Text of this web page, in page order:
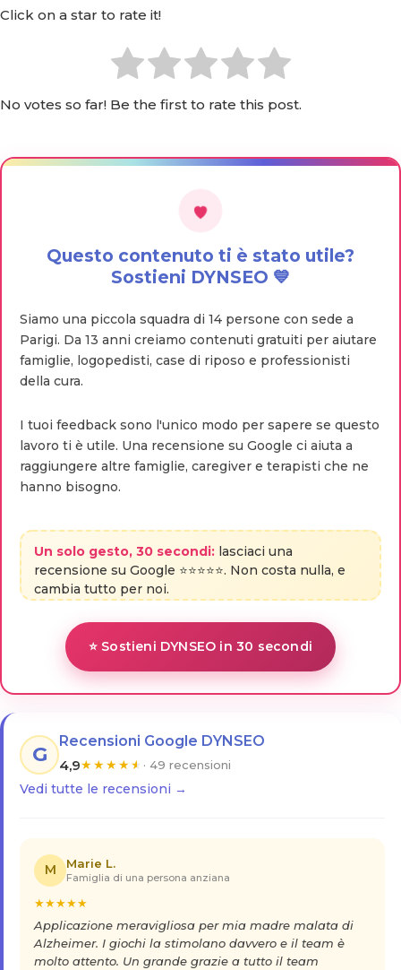
Click on a star to rate it!
No votes so far! Be the first to rate this post.
Questo contenuto ti è stato utile?
Sostieni DYNSEO 💙
Siamo una piccola squadra di 14 persone con sede a
Parigi. Da 13 anni creiamo contenuti gratuiti per aiutare
famiglie, logopedisti, case di riposo e professionisti
della cura.
I tuoi feedback sono l'unico modo per sapere se questo
lavoro ti è utile. Una recensione su Google ci aiuta a
raggiungere altre famiglie, caregiver e terapisti che ne
hanno bisogno.
Un solo gesto, 30 secondi: lasciaci una
recensione su Google ⭐⭐⭐⭐⭐. Non costa nulla, e
cambia tutto per noi.
⭐ Sostieni DYNSEO in 30 secondi
G
Recensioni Google DYNSEO
4,9★★★★★ · 49 recensioni
Vedi tutte le recensioni →
M Marie L.
Famiglia di una persona anziana
★★★★★
Applicazione meravigliosa per mia madre malata di
Alzheimer. I giochi la stimolano davvero e il team è
molto attento. Un grande grazie a tutto il team